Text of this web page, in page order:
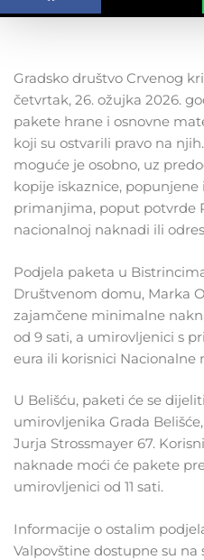
Gradsko društvo Crvenog
četvrtak, 26. ožujka 2026.
pakete hrane i osnovne
koji su ostvarili pravo na
moguće je osobno, uz
kopije iskaznice, popunjene
primanjima, poput potvrde
nacionalnoj naknadi ili
Podjela paketa u
Društvenom domu, Marka
zajamčene minimalne
od 9 sati, a umirovljenici s
eura ili korisnici Nacionalne
U Belišću, paketi će se
umirovljenika Grada
Jurja Strossmayer 67.
naknade moći će pakete
umirovljenici od 11 sati.
Informacije o ostalim
Valpovštine dostupne su na